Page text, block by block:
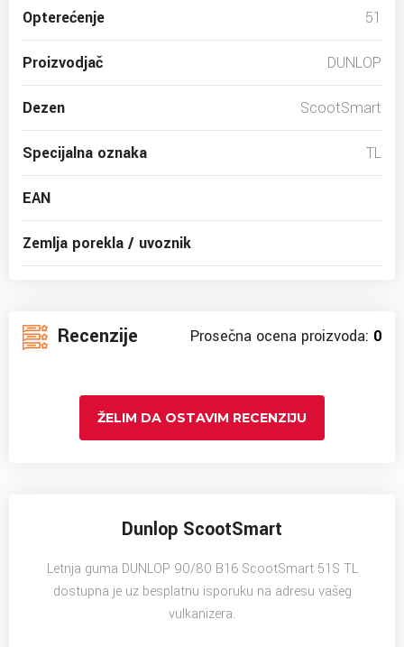
Opterećenje 51
Proizvodjač DUNLOP
Dezen ScootSmart
Specijalna oznaka TL
EAN
Zemlja porekla / uvoznik
Recenzije Prosečna ocena proizvoda: 0
ŽELIM DA OSTAVIM RECENZIJU
Dunlop ScootSmart
Letnja guma DUNLOP 90/80 B16 ScootSmart 51S TL
dostupna je uz besplatnu isporuku na adresu vašeg
vulkanizera.